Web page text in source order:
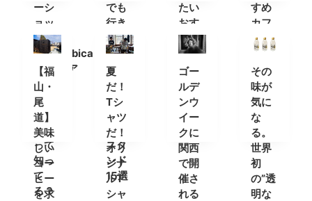
ーシ
ョッ
プ
「%Arabica
Kyoto(ア
ラビ
カキ
ョウ
ト)」
って
知っ
て
る？
でも
行き
たい
おす
すめ
カフ
ェ＆
コー
ヒー
スタ
ンド
15選
たい
おす
すめ
カフ
ェ＆
コー
ヒー
スタ
ンド
すめ
カフ
ェ・
コー
ヒー
スタ
ンド
8選
【福
山・
尾
道】
美味
しい
コー
ヒー
を求
夏
だ！
Tシ
ャツ
だ！
オリ
ジナ
ルT
シャ
ゴー
ルデ
ンウ
イー
クに
関西
で開
催さ
れる
その
味が
気に
な
る。
世界
初
の”透
明な